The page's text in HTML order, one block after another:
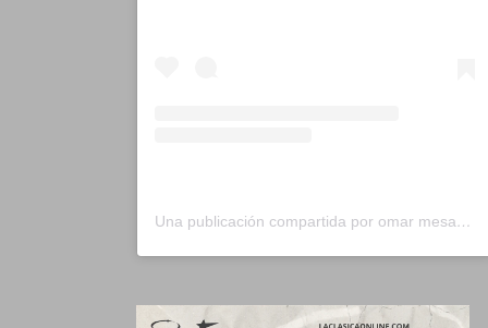
Una publicación compartida por omar mesa (@omarmesa.marketingdigital)